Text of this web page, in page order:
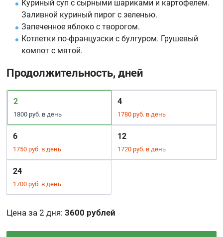
Куриный суп с сырными шариками и картофелем.
Заливной куриный пирог с зеленью.
Запеченное яблоко с творогом.
Котлетки по-французски с булгуром. Грушевый
компот с мятой.
Продолжительность, дней
2
1800 руб. в день
4
1780 руб. в день
6
1750 руб. в день
12
1720 руб. в день
24
1700 руб. в день
Цена за 2 дня:3600 рублей